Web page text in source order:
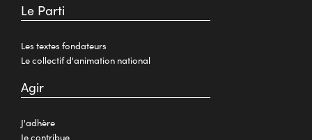
Le Parti
Les textes fondateurs
Le collectif d'animation national
Agir
J'adhère
Je contribue